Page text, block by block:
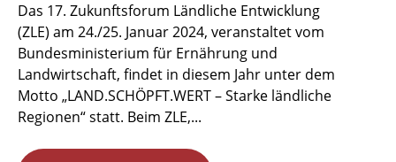
Das 17. Zukunftsforum Ländliche Entwicklung
(ZLE) am 24./25. Januar 2024, veranstaltet vom
Bundesministerium für Ernährung und
Landwirtschaft, findet in diesem Jahr unter dem
Motto „LAND.SCHÖPFT.WERT – Starke ländliche
Regionen“ statt. Beim ZLE,...